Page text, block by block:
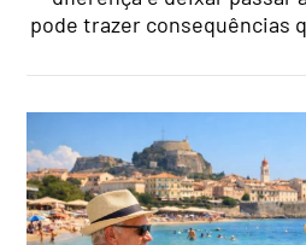
pode trazer consequências